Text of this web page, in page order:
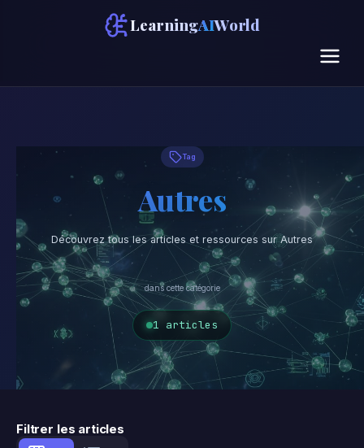
LearningAIWorld
Tag
Autres
Découvrez tous les articles et ressources sur Autres
dans cette catégorie
1 articles
Filtrer les articles